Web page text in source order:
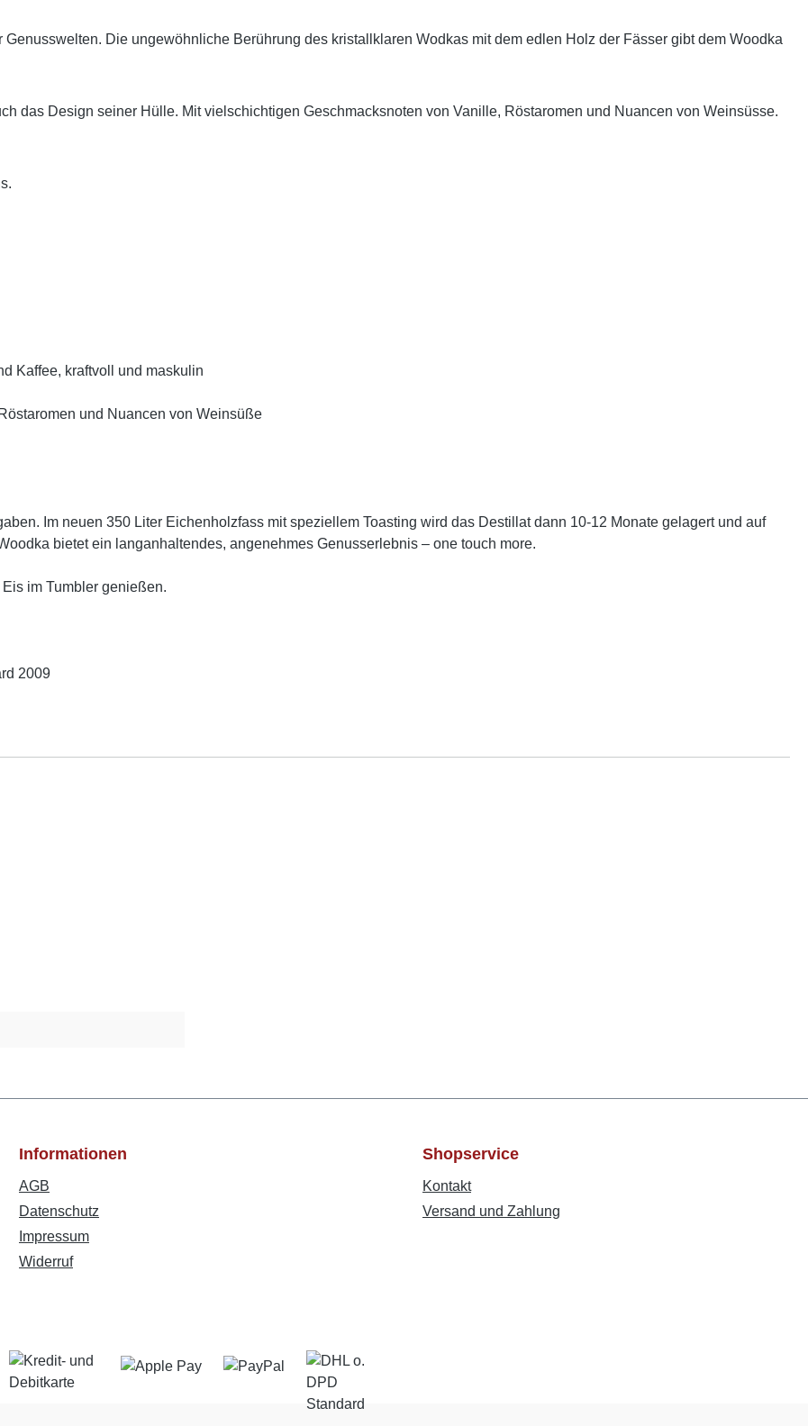
Die ungewöhnliche Berührung des kristallklaren Wodkas mit dem edlen Holz der Fässer gibt dem Woodka
das Design seiner Hülle. Mit vielschichtigen Geschmacksnoten von Vanille, Röstaromen und Nuancen von Weinsüsse.
Kaffee, kraftvoll und maskulin
und Nuancen von Weinsüße
Im neuen 350 Liter Eichenholzfass mit speziellem Toasting wird das Destillat dann 10-12 Monate gelagert und auf
bietet ein langanhaltendes, angenehmes Genusserlebnis – one touch more.
im Tumbler genießen.
2009
Informationen
AGB
Datenschutz
Impressum
Widerruf
Shopservice
Kontakt
Versand und Zahlung